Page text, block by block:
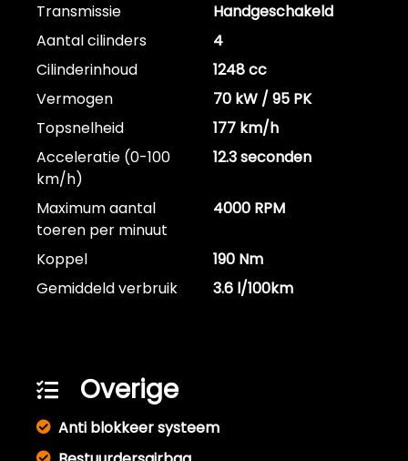
Transmissie
Handgeschakeld
Aantal cilinders
4
Cilinderinhoud
1248 cc
Vermogen
70 kW / 95 PK
Topsnelheid
177 km/h
Acceleratie (0-100
km/h)
12.3 seconden
Maximum aantal
toeren per minuut
4000 RPM
Koppel
190 Nm
Gemiddeld verbruik
3.6 l/100km
Overige
Anti blokkeer systeem